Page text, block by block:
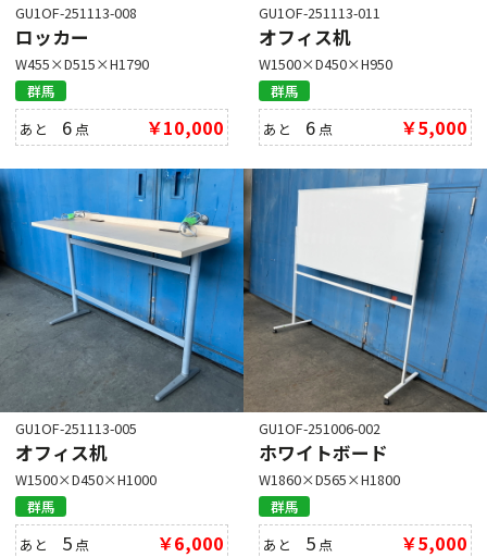
GU1OF-251113-008
ロッカー
W455×D515×H1790
群馬
あと 6 点 ￥10,000
GU1OF-251113-011
オフィス机
W1500×D450×H950
群馬
あと 6 点 ￥5,000
GU1OF-251113-005
オフィス机
W1500×D450×H1000
群馬
あと 5 点 ￥6,000
GU1OF-251006-002
ホワイトボード
W1860×D565×H1800
群馬
あと 5 点 ￥5,000